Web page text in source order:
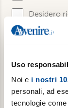
Uso
Noi e i nostri
personali, ad
tecnologie
Desidero
Desidero
Flag
Accetto le